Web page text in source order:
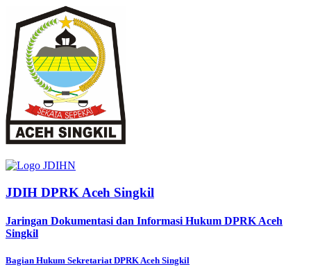
JDIH DPRK Aceh Singkil
Jaringan Dokumentasi dan Informasi Hukum DPRK Aceh
Singkil
Bagian Hukum Sekretariat DPRK Aceh Singkil